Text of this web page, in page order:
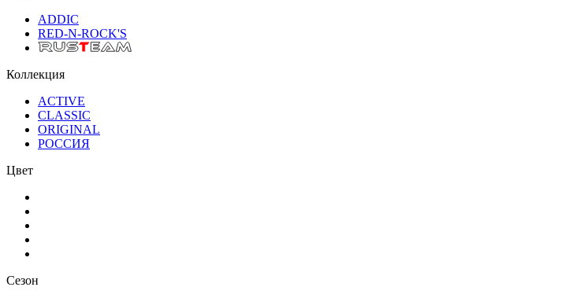
ADDIC
RED-N-ROCK'S
Коллекция
ACTIVE
CLASSIC
ORIGINAL
РОССИЯ
Цвет
Сезон